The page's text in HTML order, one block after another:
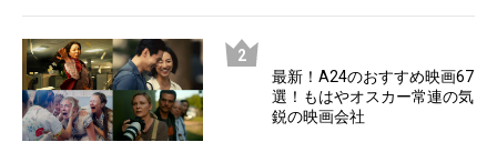
最新！A24のおすすめ映画67
選！もはやオスカー常連の気
鋭の映画会社